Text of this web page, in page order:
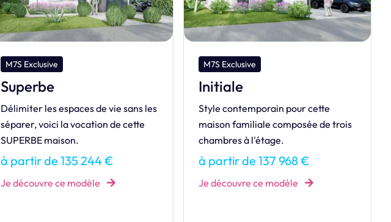
M7S Exclusive
Initiale
Style contemporain pour cette
maison familiale composée de trois
chambres à l'étage.
à partir de 137 968 €
Je découvre ce modèle
M7S Design
Héritage
HÉRITAGE, le charme intemporel
revisité avec une touche de
modernité.
à partir de 354 583 €
Je découvre ce modèle